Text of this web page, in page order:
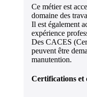
Ce métier est
domaine des
Il est également
expérience
Des CACES
peuvent être
manutention.
Certifications et